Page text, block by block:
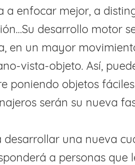
a enfocar mejor, a
desarrollo motor
en un mayor
vista-objeto. Así,
poniendo objetos
serán su nueva
una nueva
a personas que